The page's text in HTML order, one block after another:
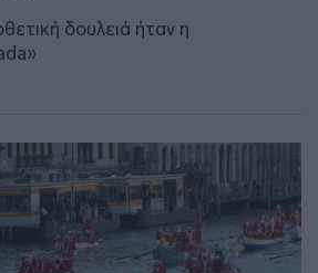
δουλειά ήταν η